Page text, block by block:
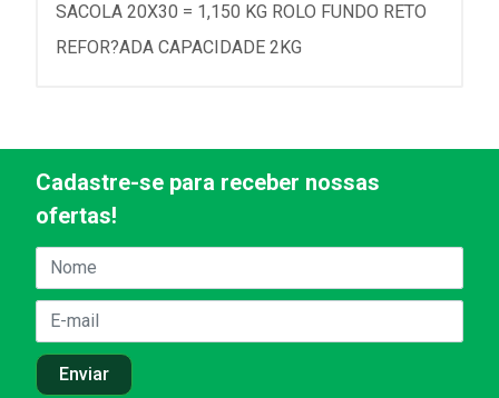
SACOLA 20X30 = 1,150 KG ROLO FUNDO RETO
REFOR?ADA CAPACIDADE 2KG
Cadastre-se para receber nossas
ofertas!